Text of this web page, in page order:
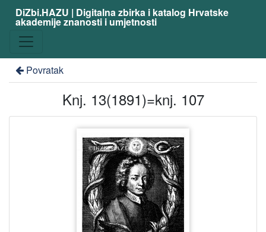
DiZbi.HAZU | Digitalna zbirka i katalog Hrvatske
akademije znanosti i umjetnosti
Povratak
Knj. 13(1891)=knj. 107